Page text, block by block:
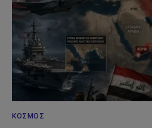
ΚΌΣΜΟΣ